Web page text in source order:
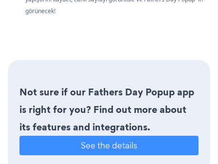
görünecek!
Not sure if our Fathers Day Popup app
is right for you? Find out more about
its features and integrations.
See the details